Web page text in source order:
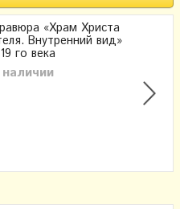
«Храм Христа
Внутренний вид»
го века